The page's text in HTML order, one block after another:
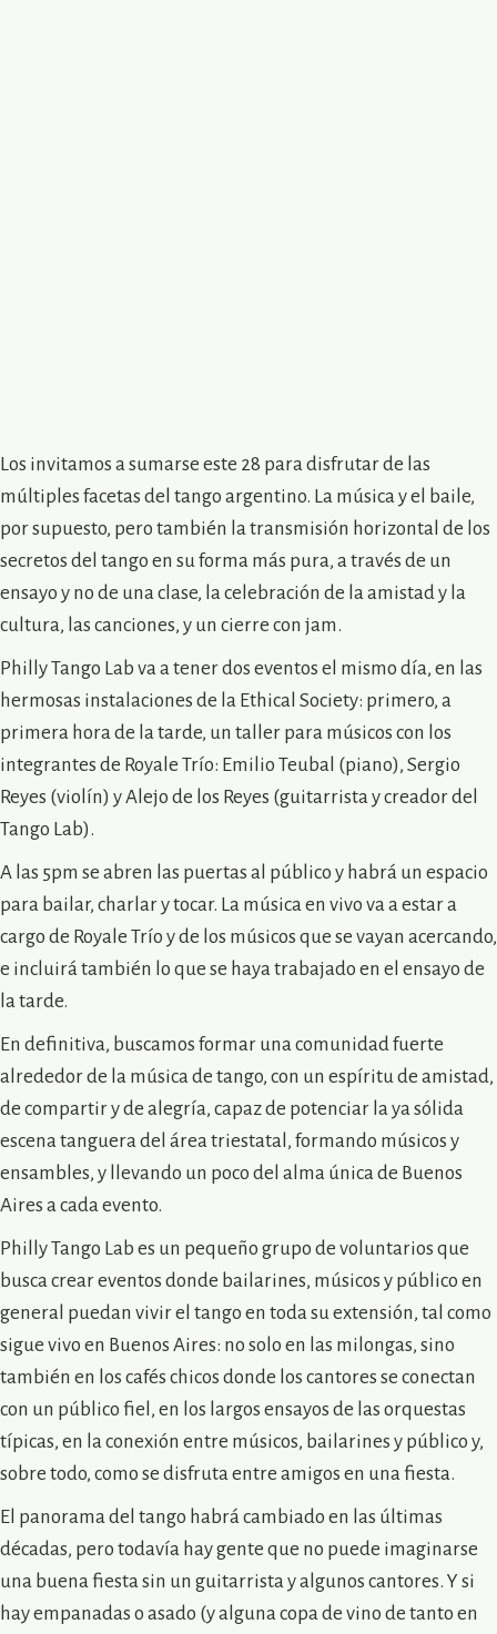
Los invitamos a sumarse este 28 para disfrutar de las
múltiples facetas del tango argentino. La música y el baile,
por supuesto, pero también la transmisión horizontal de los
secretos del tango en su forma más pura, a través de un
ensayo y no de una clase, la celebración de la amistad y la
cultura, las canciones, y un cierre con jam.
Philly Tango Lab va a tener dos eventos el mismo día, en las
hermosas instalaciones de la Ethical Society: primero, a
primera hora de la tarde, un taller para músicos con los
integrantes de Royale Trío: Emilio Teubal (piano), Sergio
Reyes (violín) y Alejo de los Reyes (guitarrista y creador del
Tango Lab).
A las 5pm se abren las puertas al público y habrá un espacio
para bailar, charlar y tocar. La música en vivo va a estar a
cargo de Royale Trío y de los músicos que se vayan acercando,
e incluirá también lo que se haya trabajado en el ensayo de
la tarde.
En definitiva, buscamos formar una comunidad fuerte
alrededor de la música de tango, con un espíritu de amistad,
de compartir y de alegría, capaz de potenciar la ya sólida
escena tanguera del área triestatal, formando músicos y
ensambles, y llevando un poco del alma única de Buenos
Aires a cada evento.
Philly Tango Lab es un pequeño grupo de voluntarios que
busca crear eventos donde bailarines, músicos y público en
general puedan vivir el tango en toda su extensión, tal como
sigue vivo en Buenos Aires: no solo en las milongas, sino
también en los cafés chicos donde los cantores se conectan
con un público fiel, en los largos ensayos de las orquestas
típicas, en la conexión entre músicos, bailarines y público y,
sobre todo, como se disfruta entre amigos en una fiesta.
El panorama del tango habrá cambiado en las últimas
décadas, pero todavía hay gente que no puede imaginarse
una buena fiesta sin un guitarrista y algunos cantores. Y si
hay empanadas o asado (y alguna copa de vino de tanto en